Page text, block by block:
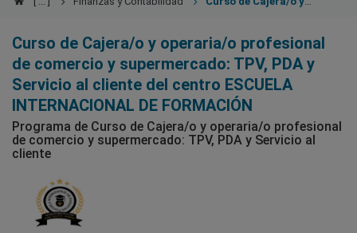
Curso de Cajera/o y operaria/o profesional
de comercio y supermercado: TPV, PDA y
Servicio al cliente del centro ESCUELA
INTERNACIONAL DE FORMACIÓN
Programa de Curso de Cajera/o y operaria/o profesional
de comercio y supermercado: TPV, PDA y Servicio al
cliente